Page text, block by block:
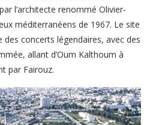
l’architecte renommé Olivier-
méditerranéens de 1967. Le site
concerts légendaires, avec des
allant d’Oum Kalthoum à
par Fairouz.